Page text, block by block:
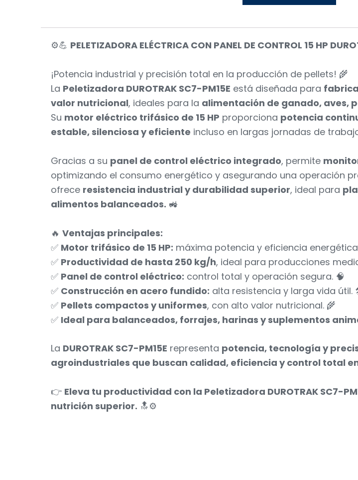
⚙️💪 PELETIZADORA ELÉCTRICA CON PANEL DE CONTROL 15 HP
¡Potencia industrial y precisión total en la producción de pellets! 🌾
La Peletizadora DUROTRAK SC7-PM15E está diseñada para
valor nutricional, ideales para la alimentación de ganado, aves,
Su motor eléctrico trifásico de 15 HP proporciona potencia
estable, silenciosa y eficiente incluso en largas jornadas de
Gracias a su panel de control eléctrico integrado, permite
optimizando el consumo energético y asegurando una operación
ofrece resistencia industrial y durabilidad superior, ideal para
alimentos balanceados. 🚜
🔥 Ventajas principales:
✅ Motor trifásico de 15 HP: máxima potencia y eficiencia energética.
✅ Productividad de hasta 250 kg/h, ideal para producciones
✅ Panel de control eléctrico: control total y operación segura. 🧠
✅ Construcción en acero fundido: alta resistencia y larga vida útil.
✅ Pellets compactos y uniformes, con alto valor nutricional. 🌾
✅ Ideal para balanceados, forrajes, harinas y suplementos
La DUROTRAK SC7-PM15E representa potencia, tecnología y
agroindustriales que buscan calidad, eficiencia y control total
👉 Eleva tu productividad con la Peletizadora DUROTRAK SC7-
nutrición superior. 🔝⚙️